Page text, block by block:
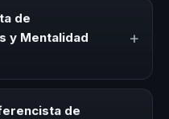
de
y Mentalidad
+
que comparte
de